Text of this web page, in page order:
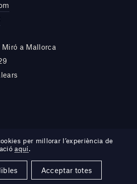
a Mallorca
per millorar l’experiència de
aquí.
Acceptar totes